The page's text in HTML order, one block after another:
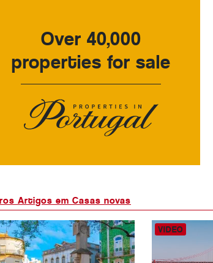
Over 40,000
properties for sale
Artigos em Casas novas